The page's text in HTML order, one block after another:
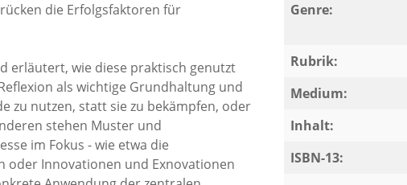
die Erfolgsfaktoren für
erläutert, wie diese praktisch genutzt
als wichtige Grundhaltung und
zu nutzen, statt sie zu bekämpfen, oder
stehen Muster und
im Fokus - wie etwa die
oder Innovationen und Exnovationen
Genre:
Rubrik:
Medium:
Inhalt:
ISBN-13: